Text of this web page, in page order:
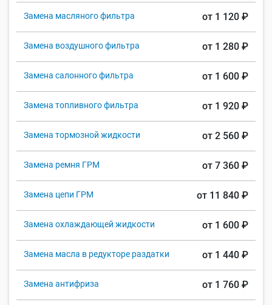
Замена масляного фильтра от 1 120 ₽
Замена воздушного фильтра от 1 280 ₽
Замена салонного фильтра от 1 600 ₽
Замена топливного фильтра от 1 920 ₽
Замена тормозной жидкости от 2 560 ₽
Замена ремня ГРМ от 7 360 ₽
Замена цепи ГРМ от 11 840 ₽
Замена охлаждающей жидкости от 1 600 ₽
Замена масла в редукторе раздатки от 1 440 ₽
Замена антифриза от 1 760 ₽